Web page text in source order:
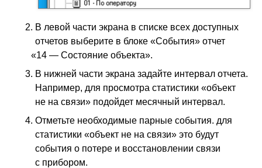
В левой части экрана в списке всех доступных
отчетов выберите в блоке «События» отчет
«14 — Состояние объекта».
В нижней части экрана задайте интервал отчета.
Например, для просмотра статистики «объект
не на связи» подойдет месячный интервал.
Отметьте необходимые парные события. для
статистики «объект не на связи» это будут
события о потере и восстановлении связи
с прибором.